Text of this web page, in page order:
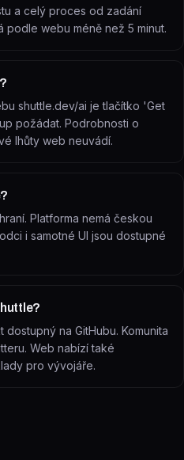
a celý proces od zadání
webu méně než 5 minut.
shuttle.dev/ai je tlačítko 'Get
požádat. Podrobnosti o
lhůty web neuvádí.
Platforma nemá českou
i samotné UI jsou dostupné
na GitHubu. Komunita
Web nabízí také
pro vývojáře.